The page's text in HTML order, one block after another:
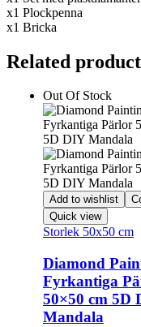
x1 Plockpenna
x1 Bricka
Related
Out Of Stock
Add to wishlist
Quick view
Storlek 50x50 cm
Diamond
Fyrkantiga
50×50 cm 5D
Mandala